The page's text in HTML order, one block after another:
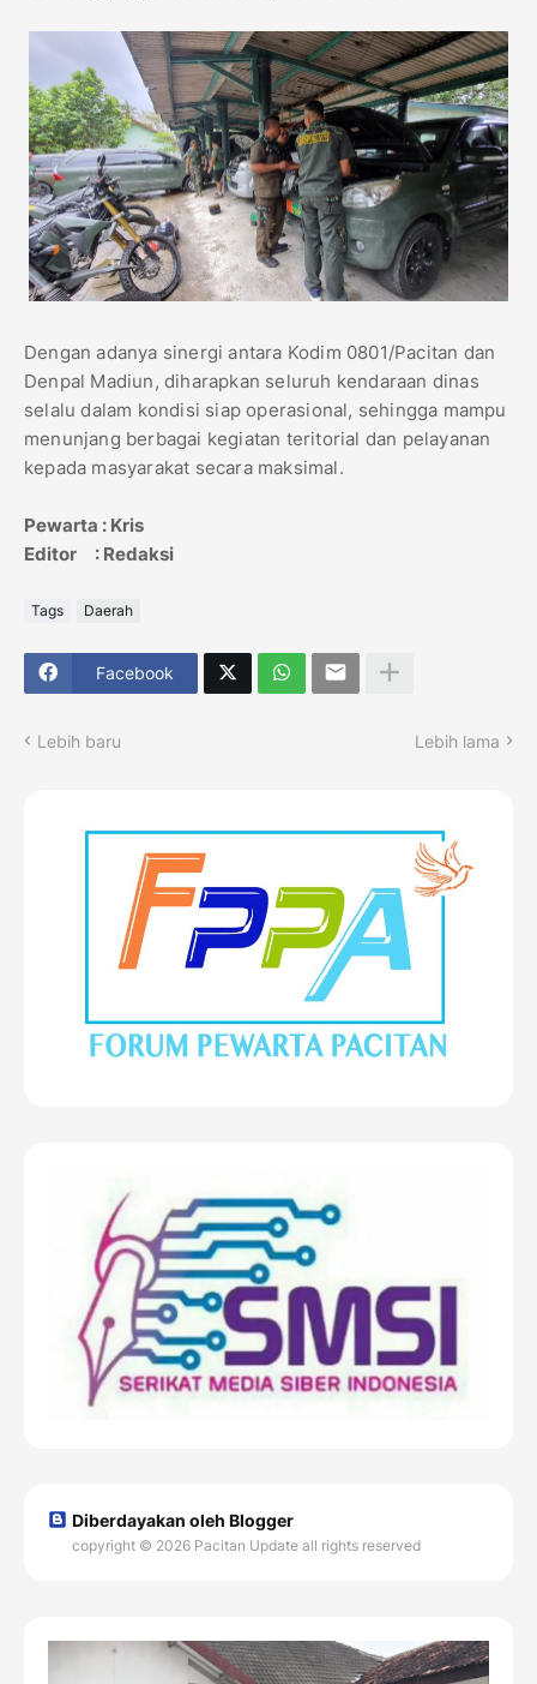
Dengan adanya sinergi antara Kodim 0801/Pacitan dan
Denpal Madiun, diharapkan seluruh kendaraan dinas
selalu dalam kondisi siap operasional, sehingga mampu
menunjang berbagai kegiatan teritorial dan pelayanan
kepada masyarakat secara maksimal.
Pewarta : Kris
Editor : Redaksi
Tags Daerah
Facebook
Lebih baru Lebih lama
Diberdayakan oleh Blogger
copyright © 2026 Pacitan Update all rights reserved